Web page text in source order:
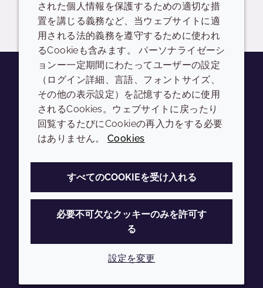
ログイン/登録
YoutubeInstagramLinkedInTiktok
会社
Sustainability Report
Croda.com
LEGAL
プライバシーポリシー
アクセシビリティ
クッキーポリシー
された個人情報を保護するための適切な措
置を講じる義務など、当ウェブサイトに適
用される法的義務を遵守するために使われ
るCookieも含みます。 パーソナライゼーシ
ョンー一定期間にわたってユーザーの設定
（ログイン詳細、言語、フォントサイズ、
その他の表示設定）を記憶するために使用
されるCookies。ウェブサイトに戻ったり
回覧するたびにCookieの再入力をする必要
はありません。Cookies
すべてのCOOKIEを受け入れる
必要不可欠なクッキーのみを許可す
る
設定を変更